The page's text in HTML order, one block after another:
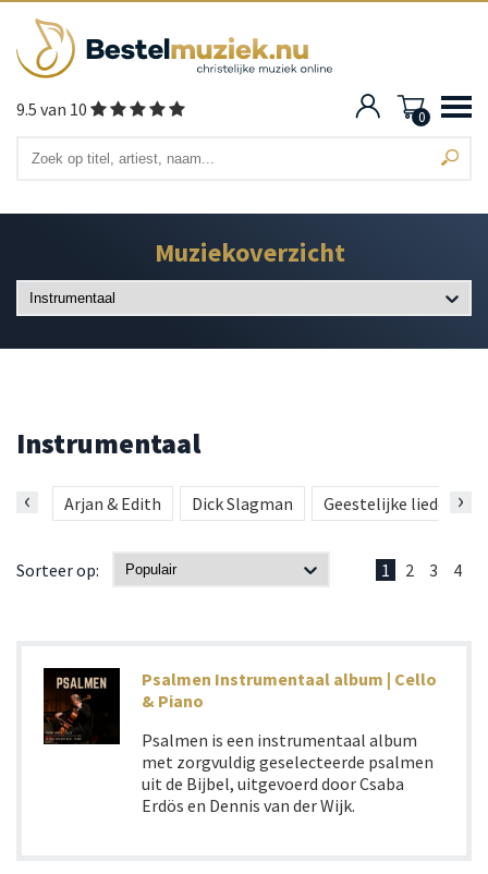
9.5 van 10 0
Muziekoverzicht
Instrumentaal
Arjan & Edith Dick Slagman Geestelijke liederen
‹ ›
Sorteer op: 1 2 3 4
Psalmen Instrumentaal album | Cello
& Piano
Psalmen is een instrumentaal album
met zorgvuldig geselecteerde psalmen
uit de Bijbel, uitgevoerd door Csaba
Erdös en Dennis van der Wijk.